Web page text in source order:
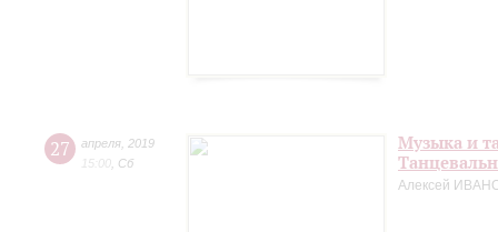
27 апреля 2019
15:00 Сб
Музыка и
Алексей